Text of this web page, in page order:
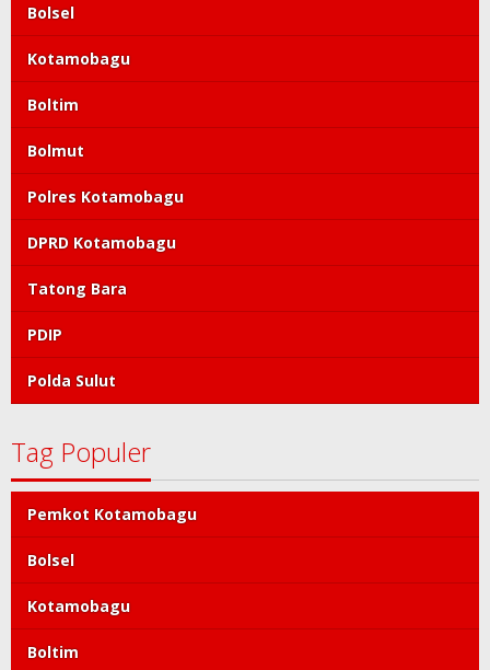
Bolsel
Kotamobagu
Boltim
Bolmut
Polres Kotamobagu
DPRD Kotamobagu
Tatong Bara
PDIP
Polda Sulut
Tag Populer
Pemkot Kotamobagu
Bolsel
Kotamobagu
Boltim